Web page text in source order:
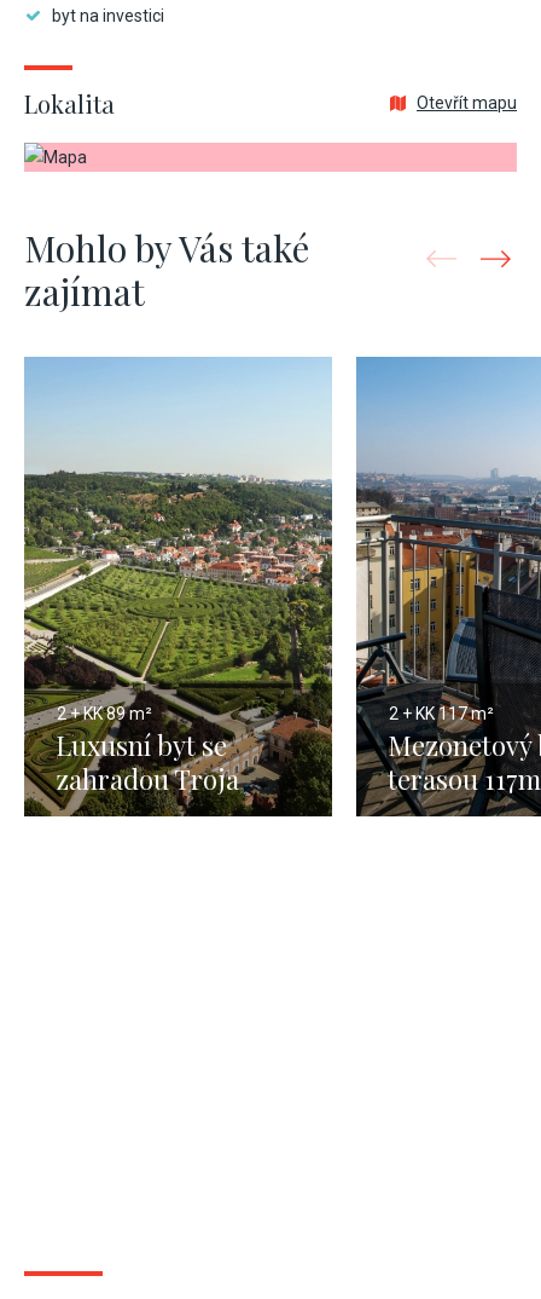
byt na investici
Lokalita Otevřít mapu
Mohlo by Vás také
zajímat
2 + KK89 m²
Luxusní byt se
zahradou Troja
2 + KK117 m²
Mezonetový
terasou 117m